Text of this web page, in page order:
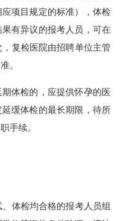
项目规定的标准），体检
有异议的报考人员，可在
复检医院由招聘单位主管
。
体检的，应提供怀孕的医
缓体检的最长期限，待所
手续。
体检均合格的报考人员组